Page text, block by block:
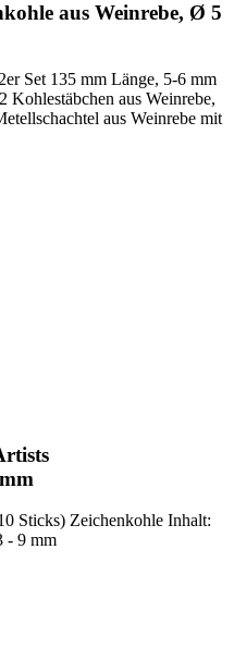
aus Weinrebe, Ø 5
Set 135 mm Länge, 5-6 mm
Kohlestäbchen aus Weinrebe,
aus Weinrebe mit
Sticks) Zeichenkohle Inhalt:
- 9 mm